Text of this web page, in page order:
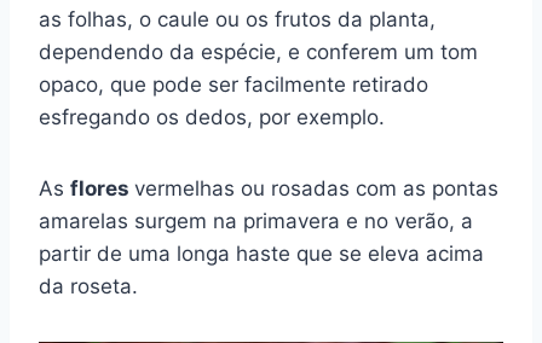
as folhas, o caule ou os frutos da planta,
dependendo da espécie, e conferem um tom
opaco, que pode ser facilmente retirado
esfregando os dedos, por exemplo.
As flores vermelhas ou rosadas com as pontas
amarelas surgem na primavera e no verão, a
partir de uma longa haste que se eleva acima
da roseta.